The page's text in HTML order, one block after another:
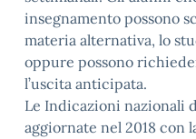
insegnamento possono
materia alternativa, lo
oppure possono
l’uscita anticipata.
Le Indicazioni nazionali
aggiornate nel 2018 con